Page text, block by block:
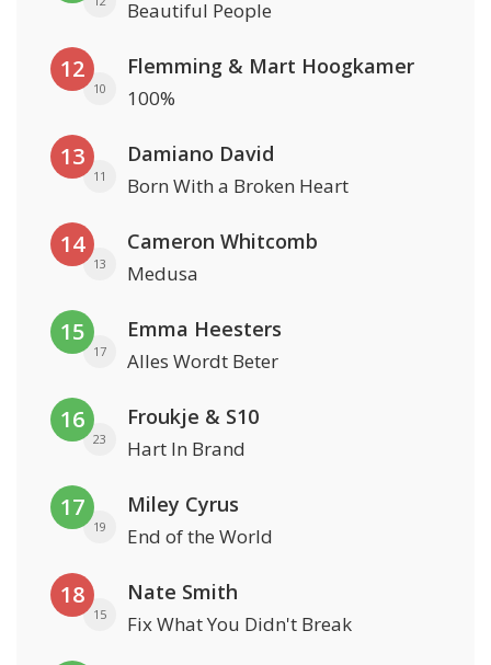
Beautiful People
12
10
Flemming & Mart Hoogkamer
100%
13
11
Damiano David
Born With a Broken Heart
14
13
Cameron Whitcomb
Medusa
15
17
Emma Heesters
Alles Wordt Beter
16
23
Froukje & S10
Hart In Brand
17
19
Miley Cyrus
End of the World
18
15
Nate Smith
Fix What You Didn't Break